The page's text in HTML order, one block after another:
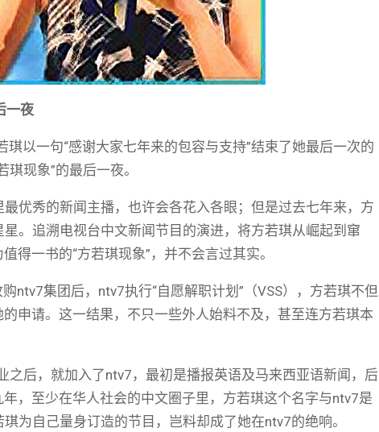
一夜
以一句“感谢大家七年来的包容与支持”结束了她最后一次的
现象”的最后一夜。
优秀的新闻主播，也许会各花入各眼；但是过去七年来，方
。追溯电视台中文新闻节目的演进，将方若琪从崛起到窜
得一书的“方若琪现象”，并不会言过其实。
ntv7集团后，ntv7执行“自愿解职计划”（VSS），方若琪不但
申请。这一结果，不只一些外人始料不及，甚至连方若琪本
后，就加入了ntv7，最初是播报英语及马来西亚语新闻，后
，至少在华人社会的中文圈子里，方若琪这个名字与ntv7是
为自己量身订造的节目，岂料却成了她在ntv7的绝响。